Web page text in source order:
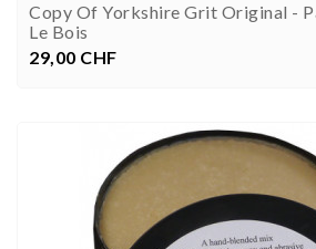
Copy Of Yorkshire Grit Original -
Le Bois
Preis
29,00 CHF